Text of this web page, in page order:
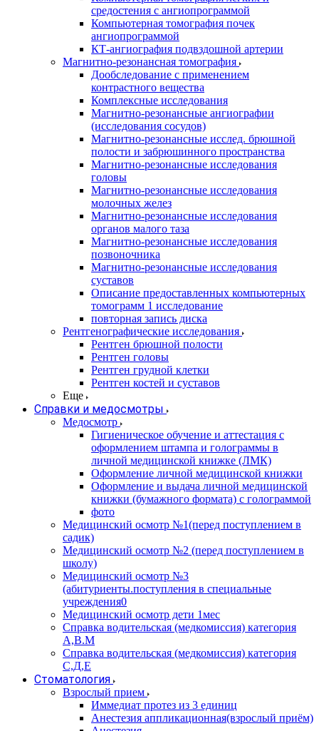
средостения с ангиопрограммой
Компьютерная томография почек
ангиопрограммой
КТ-ангиография подвздошной артерии
Магнитно-резонансная томография
Дообследование с применением
контрастного вещества
Комплексные исследования
Магнитно-резонансные ангиографии
(исследования сосудов)
Магнитно-резонансные исслед. брюшной
полости и забрюшинного пространства
Магнитно-резонансные исследования
головы
Магнитно-резонансные исследования
молочных желез
Магнитно-резонансные исследования
органов малого таза
Магнитно-резонансные исследования
позвоночника
Магнитно-резонансные исследования
суставов
Описание предоставленных компьютерных
томограмм 1 исследование
повторная запись диска
Рентгенографические исследования
Рентген брюшной полости
Рентген головы
Рентген грудной клетки
Рентген костей и суставов
Еще
Справки и медосмотры
Медосмотр
Гигиеническое обучение и аттестация с
оформлением штампа и голограммы в
личной медицинской книжке (ЛМК)
Оформление личной медицинской книжки
Оформление и выдача личной медицинской
книжки (бумажного формата) с голограммой
фото
Медицинский осмотр №1(перед поступлением в
садик)
Медицинский осмотр №2 (перед поступлением в
школу)
Медицинский осмотр №3
(абитуриенты.поступления в специальные
учреждения0
Медицинский осмотр дети 1мес
Справка водительская (медкомиссия) категория
А,В.М
Справка водительская (медкомиссия) категория
С,Д,Е
Стоматология
Взрослый прием
Иммедиат протез из 3 единиц
Анестезия аппликационная(взрослый приём)